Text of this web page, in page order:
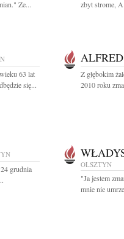
Ze...
zbyt strome,
63 lat
się...
Z głębokim
2010 roku
grudnia
OLSZTYN
"Ja jestem
mnie nie